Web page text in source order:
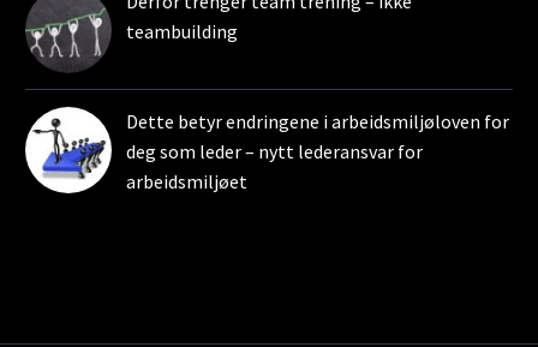
teambuilding
Dette betyr endringene i arbeidsmiljøloven for
deg som leder – nytt lederansvar for
arbeidsmiljøet